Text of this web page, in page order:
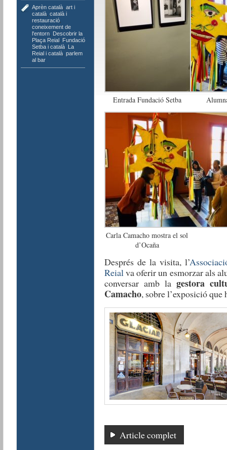
Aprèn català, art i
català, català i
restauració,
coneixement de
l'entorn, Descobrir la
Plaça Reial, Fundació
Setba i català, La
Reial i català, parlem
al bar
Entrada Fundació Setba
Carla Camacho mostra el sol
d’Ocaña
Després de la visita, l’
Reialva oferir un esmorzar als
conversar amb la gestora
Camacho, sobre l’exposició que
Article complet